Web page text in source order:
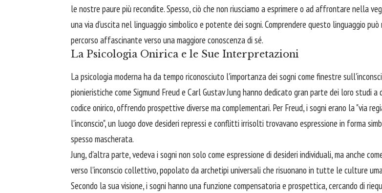
le nostre paure più recondite. Spesso, ciò che non riusciamo a esprimere o ad affrontare nella
una via d'uscita nel linguaggio simbolico e potente dei sogni. Comprendere questo linguaggio può
percorso affascinante verso una maggiore conoscenza di sé.
La Psicologia Onirica e le Sue Interpretazioni
La psicologia moderna ha da tempo riconosciuto l'importanza dei sogni come finestre
pionieristiche come Sigmund Freud e Carl Gustav Jung hanno dedicato gran parte dei loro studi
codice onirico, offrendo prospettive diverse ma complementari. Per Freud, i sogni erano la "via
l'inconscio", un luogo dove desideri repressi e conflitti irrisolti trovavano espressione in forma
spesso mascherata.
Jung, d'altra parte, vedeva i sogni non solo come espressione di desideri individuali, ma anche
verso l'inconscio collettivo, popolato da archetipi universali che risuonano in tutte le culture
Secondo la sua visione, i sogni hanno una funzione compensatoria e prospettica, cercando di